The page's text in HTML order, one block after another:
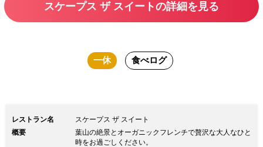
スケープス ザ スイートの詳細を見る
一休 食べログ
レストラン名
スケープス ザ スイート
概要
葉山の絶景とオーガニックフレンチで贅沢な大人なひと
時をお過ごしください。